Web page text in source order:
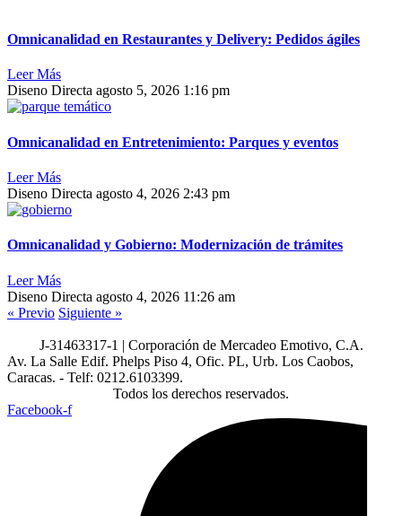
Omnicanalidad en Restaurantes y Delivery: Pedidos ágiles
Leer Más
Diseno Directa agosto 5, 2026 1:16 pm
Omnicanalidad en Entretenimiento: Parques y eventos
Leer Más
Diseno Directa agosto 4, 2026 2:43 pm
Omnicanalidad y Gobierno: Modernización de trámites
Leer Más
Diseno Directa agosto 4, 2026 11:26 am
« Previo Siguiente »
J-31463317-1 | Corporación de Mercadeo Emotivo, C.A.
Av. La Salle Edif. Phelps Piso 4, Ofic. PL, Urb. Los Caobos,
Caracas. - Telf: 0212.6103399.
Todos los derechos reservados.
Facebook-f